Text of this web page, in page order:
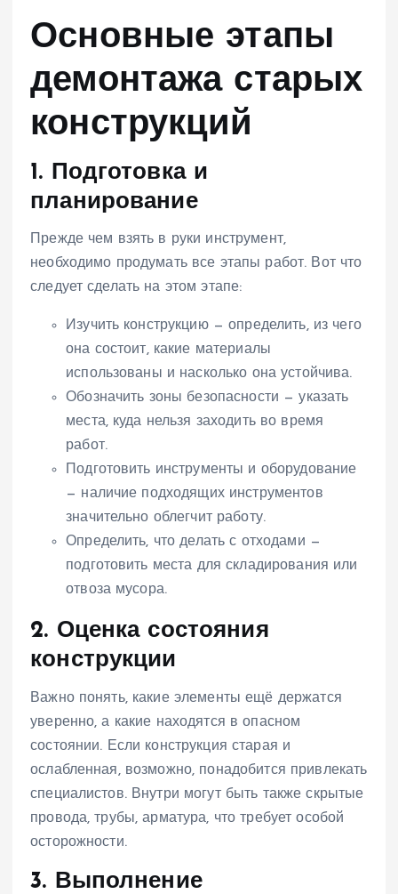
Основные этапы
демонтажа старых
конструкций
1. Подготовка и
планирование
Прежде чем взять в руки инструмент,
необходимо продумать все этапы работ. Вот что
следует сделать на этом этапе:
Изучить конструкцию — определить, из чего
она состоит, какие материалы
использованы и насколько она устойчива.
Обозначить зоны безопасности — указать
места, куда нельзя заходить во время
работ.
Подготовить инструменты и оборудование
— наличие подходящих инструментов
значительно облегчит работу.
Определить, что делать с отходами —
подготовить места для складирования или
отвоза мусора.
2. Оценка состояния
конструкции
Важно понять, какие элементы ещё держатся
уверенно, а какие находятся в опасном
состоянии. Если конструкция старая и
ослабленная, возможно, понадобится привлекать
специалистов. Внутри могут быть также скрытые
провода, трубы, арматура, что требует особой
осторожности.
3. Выполнение